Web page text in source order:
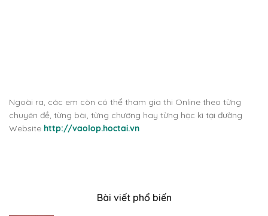
Ngoài ra, các em còn có thể tham gia thi Online theo từng
chuyên đề, từng bài, từng chương hay từng học kì tại đường
Website http://vaolop.hoctai.vn
Bài viết phổ biến